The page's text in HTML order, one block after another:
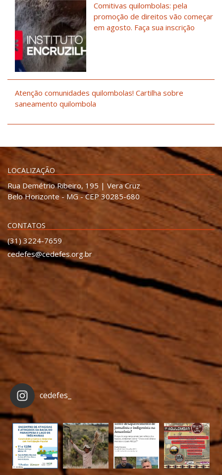
Comitivas quilombolas: pela
promoção de direitos vão começar
em agosto. Faça sua inscrição
Atenção comunidades quilombolas! Cartilha sobre
saneamento quilombola
LOCALIZAÇÃO
Rua Demétrio Ribeiro, 195 | Vera Cruz
Belo Horizonte - MG - CEP 30285-680
CONTATOS
(31) 3224-7659
cedefes@cedefes.org.br
cedefes_